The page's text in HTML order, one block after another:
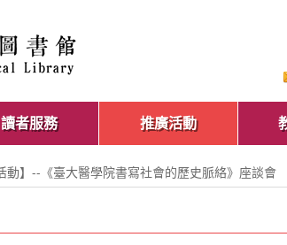
讀者服務 推廣活動
動】--《臺大醫學院書寫社會的歷史脈絡》座談會